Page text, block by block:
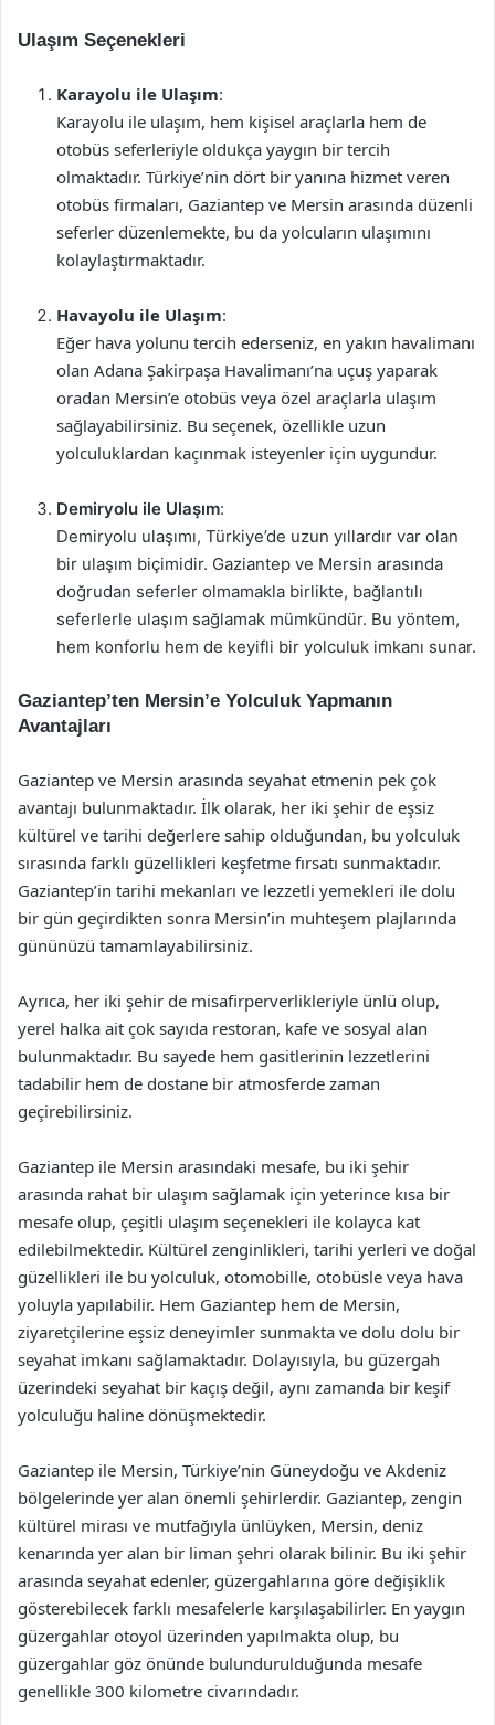
Ulaşım Seçenekleri
Karayolu ile Ulaşım:
Karayolu ile ulaşım, hem kişisel araçlarla hem de
otobüs seferleriyle oldukça yaygın bir tercih
olmaktadır. Türkiye’nin dört bir yanına hizmet veren
otobüs firmaları, Gaziantep ve Mersin arasında düzenli
seferler düzenlemekte, bu da yolcuların ulaşımını
kolaylaştırmaktadır.
Havayolu ile Ulaşım:
Eğer hava yolunu tercih ederseniz, en yakın havalimanı
olan Adana Şakirpaşa Havalimanı’na uçuş yaparak
oradan Mersin’e otobüs veya özel araçlarla ulaşım
sağlayabilirsiniz. Bu seçenek, özellikle uzun
yolculuklardan kaçınmak isteyenler için uygundur.
Demiryolu ile Ulaşım:
Demiryolu ulaşımı, Türkiye’de uzun yıllardır var olan
bir ulaşım biçimidir. Gaziantep ve Mersin arasında
doğrudan seferler olmamakla birlikte, bağlantılı
seferlerle ulaşım sağlamak mümkündür. Bu yöntem,
hem konforlu hem de keyifli bir yolculuk imkanı sunar.
Gaziantep’ten Mersin’e Yolculuk Yapmanın
Avantajları
Gaziantep ve Mersin arasında seyahat etmenin pek çok
avantajı bulunmaktadır. İlk olarak, her iki şehir de eşsiz
kültürel ve tarihi değerlere sahip olduğundan, bu yolculuk
sırasında farklı güzellikleri keşfetme fırsatı sunmaktadır.
Gaziantep’in tarihi mekanları ve lezzetli yemekleri ile dolu
bir gün geçirdikten sonra Mersin’in muhteşem plajlarında
gününüzü tamamlayabilirsiniz.
Ayrıca, her iki şehir de misafirperverlikleriyle ünlü olup,
yerel halka ait çok sayıda restoran, kafe ve sosyal alan
bulunmaktadır. Bu sayede hem gasitlerinin lezzetlerini
tadabilir hem de dostane bir atmosferde zaman
geçirebilirsiniz.
Gaziantep ile Mersin arasındaki mesafe, bu iki şehir
arasında rahat bir ulaşım sağlamak için yeterince kısa bir
mesafe olup, çeşitli ulaşım seçenekleri ile kolayca kat
edilebilmektedir. Kültürel zenginlikleri, tarihi yerleri ve doğal
güzellikleri ile bu yolculuk, otomobille, otobüsle veya hava
yoluyla yapılabilir. Hem Gaziantep hem de Mersin,
ziyaretçilerine eşsiz deneyimler sunmakta ve dolu dolu bir
seyahat imkanı sağlamaktadır. Dolayısıyla, bu güzergah
üzerindeki seyahat bir kaçış değil, aynı zamanda bir keşif
yolculuğu haline dönüşmektedir.
Gaziantep ile Mersin, Türkiye’nin Güneydoğu ve Akdeniz
bölgelerinde yer alan önemli şehirlerdir. Gaziantep, zengin
kültürel mirası ve mutfağıyla ünlüyken, Mersin, deniz
kenarında yer alan bir liman şehri olarak bilinir. Bu iki şehir
arasında seyahat edenler, güzergahlarına göre değişiklik
gösterebilecek farklı mesafelerle karşılaşabilirler. En yaygın
güzergahlar otoyol üzerinden yapılmakta olup, bu
güzergahlar göz önünde bulundurulduğunda mesafe
genellikle 300 kilometre civarındadır.